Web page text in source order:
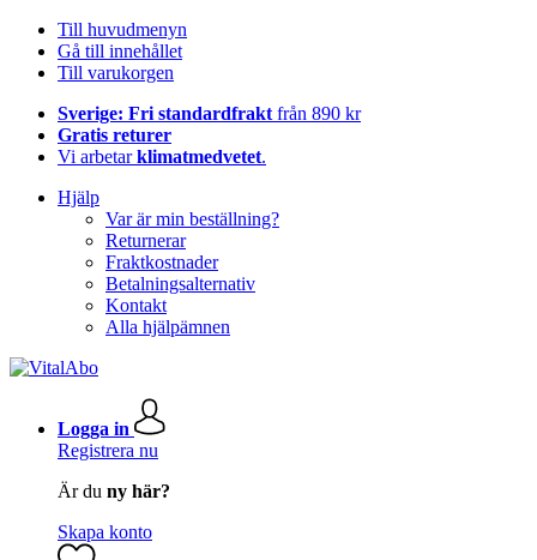
Till huvudmenyn
Gå till innehållet
Till varukorgen
Sverige: Fri standardfrakt från 890 kr
Gratis returer
Vi arbetarklimatmedvetet.
Hjälp
Var är min beställning?
Returnerar
Fraktkostnader
Betalningsalternativ
Kontakt
Alla hjälpämnen
Logga in
Registrera nu
Är du ny här?
Skapa konto